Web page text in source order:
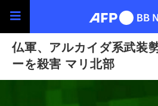
仏軍、アルカイダ系武装
ーを殺害 マリ北部